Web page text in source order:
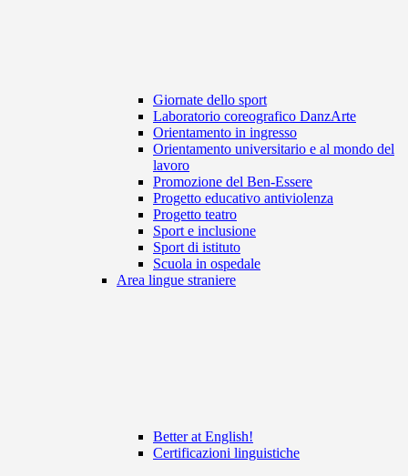
Giornate dello sport
Laboratorio coreografico DanzArte
Orientamento in ingresso
Orientamento universitario e al mondo del
lavoro
Promozione del Ben-Essere
Progetto educativo antiviolenza
Progetto teatro
Sport e inclusione
Sport di istituto
Scuola in ospedale
Area lingue straniere
Better at English!
Certificazioni linguistiche